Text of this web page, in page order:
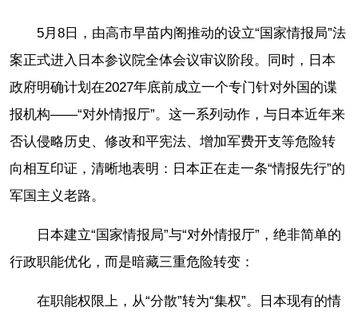
5月8日，由高市早苗内阁推动的设立“国家情报局”法
案正式进入日本参议院全体会议审议阶段。同时，日本
政府明确计划在2027年底前成立一个专门针对外国的谍
报机构——“对外情报厅”。这一系列动作，与日本近年来
否认侵略历史、修改和平宪法、增加军费开支等危险转
向相互印证，清晰地表明：日本正在走一条“情报先行”的
军国主义老路。
日本建立“国家情报局”与“对外情报厅”，绝非简单的
行政职能优化，而是暗藏三重危险转变：
在职能权限上，从“分散”转为“集权”。日本现有的情